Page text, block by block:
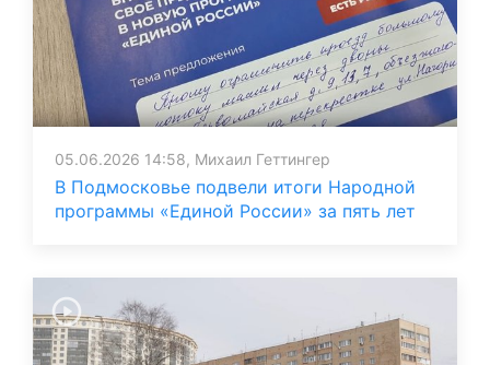
05.06.2026 14:58, Михаил Геттингер
В Подмосковье подвели итоги Народной
программы «Единой России» за пять лет